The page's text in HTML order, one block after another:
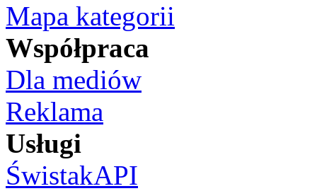
Mapa kategorii
Współpraca
Dla mediów
Reklama
Usługi
ŚwistakAPI